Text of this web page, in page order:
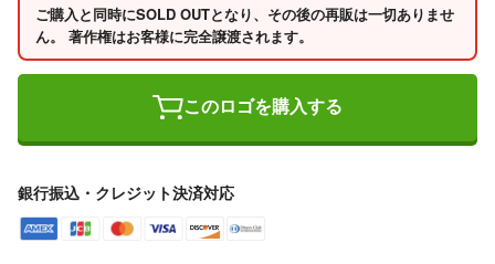
ご購入と同時にSOLD OUTとなり、その後の再販は一切ありませ
ん。 著作権はお客様に完全譲渡されます。
このロゴを購入する
銀行振込・クレジット決済対応